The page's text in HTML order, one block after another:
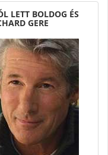
LETT BOLDOG ÉS
GERE